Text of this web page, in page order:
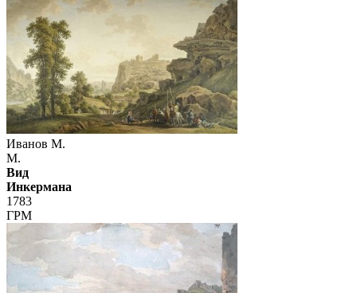
Иванов М.
М.
Вид
Инкермана
1783
ГРМ